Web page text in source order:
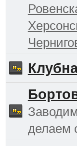
делаем